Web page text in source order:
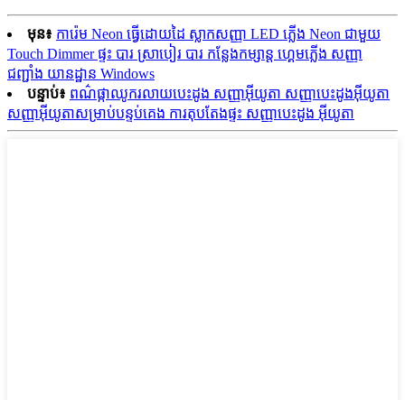
មុន៖ ការ៉េម Neon ធ្វើដោយដៃ ស្លាកសញ្ញា LED ភ្លើង Neon ជាមួយ
Touch Dimmer ផ្ទះ បារ ស្រាបៀរ បារ កន្លែងកម្សាន្ត ហ្គេមភ្លើង សញ្ញា
ជញ្ជាំង យានដ្ឋាន Windows
បន្ទាប់៖ ពណ៌ផ្កាឈូករលាយបេះដូង សញ្ញាអ៊ីយូតា សញ្ញាបេះដូងអ៊ីយូតា
សញ្ញាអ៊ីយូតាសម្រាប់បន្ទប់គេង ការតុបតែងផ្ទះ សញ្ញាបេះដូង អ៊ីយូតា